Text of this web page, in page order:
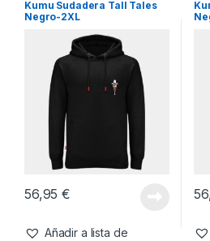
Sudaderas
Productos
Ropa,Sudaderas
Kumu Sudadera Tall Tales